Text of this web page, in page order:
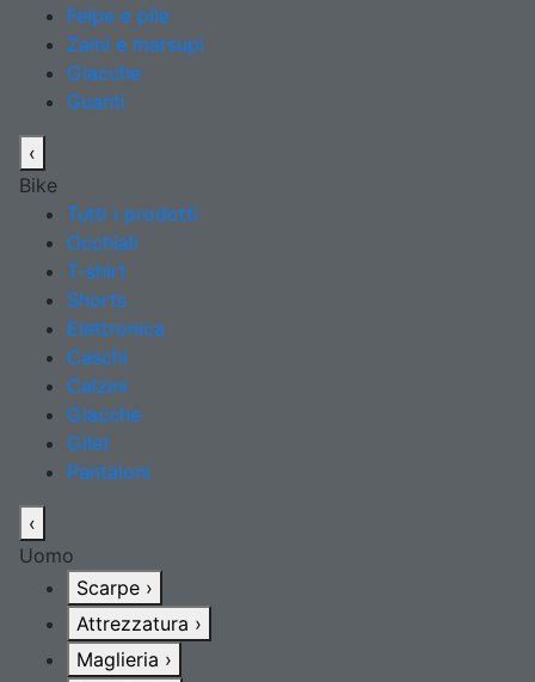
Felpe e pile
Zaini e marsupi
Giacche
Guanti
‹
Bike
Tutti i prodotti
Occhiali
T-shirt
Shorts
Elettronica
Caschi
Calzini
Giacche
Gilet
Pantaloni
‹
Uomo
Scarpe ›
Attrezzatura ›
Maglieria ›